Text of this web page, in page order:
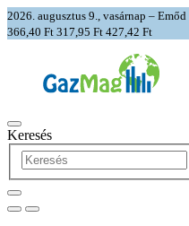
2026. augusztus 9., vasárnap – Emőd
366,40 Ft 317,95 Ft 427,42 Ft
Keresés